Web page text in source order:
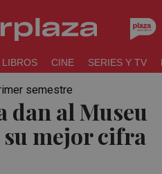
LIBROS CINE SERIES Y TV
dan al Museu
su mejor cifra
semestre